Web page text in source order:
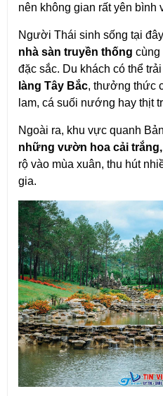
nên không gian rất yên bình
Người Thái sinh sống tại
nhà sàn truyền thống cùng
đặc sắc. Du khách có thể
làng Tây Bắc, thưởng thức
lam, cá suối nướng hay thịt
những vườn hoa cải
rộ vào mùa xuân, thu hút
gia.